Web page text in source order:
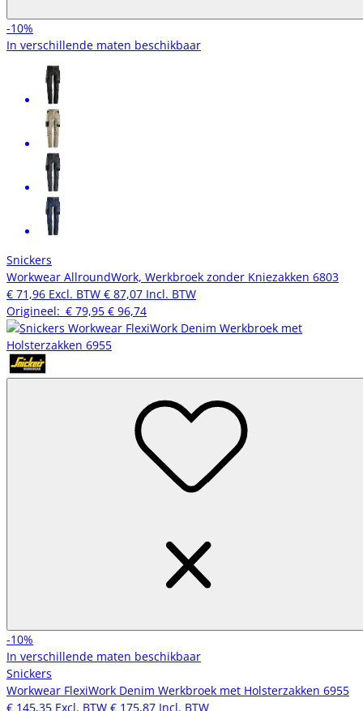
-10%
In verschillende maten beschikbaar
Snickers
Workwear AllroundWork, Werkbroek zonder Kniezakken 6803
€ 71,96 Excl. BTW € 87,07 Incl. BTW
Origineel: € 79,95 € 96,74
-10%
In verschillende maten beschikbaar
Snickers
Workwear FlexiWork Denim Werkbroek met Holsterzakken 6955
€ 145,35 Excl. BTW € 175,87 Incl. BTW